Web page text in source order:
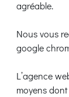
agréable.
Nous vous
google
L’agence
moyens